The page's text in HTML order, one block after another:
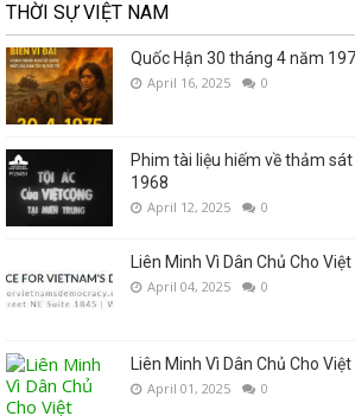
THỜI SỰ VIỆT NAM
Quốc Hận 30 tháng 4 năm
April 16, 2025 0
Phim tài liệu hiếm về thảm
1968
April 12, 2025 0
Liên Minh Vì Dân Chủ Cho
April 04, 2025 0
Liên Minh Vì Dân Chủ Cho
April 01, 2025 0